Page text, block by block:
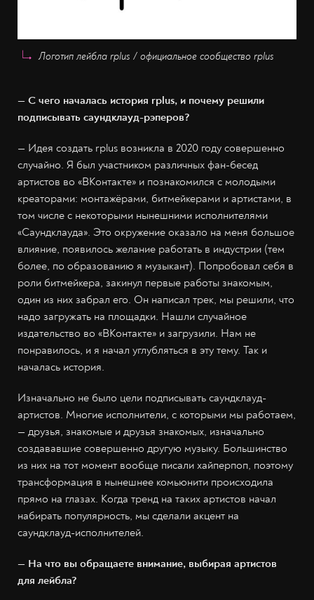
Логотип лейбла rplus / официальное сообщество rplus
— С чего началась история rplus, и почему решили
подписывать саундклауд-рэперов?
— Идея создать rplus возникла в 2020 году совершенно
случайно. Я был участником различных фан-бесед
артистов во «ВКонтакте» и познакомился с молодыми
креаторами: монтажёрами, битмейкерами и артистами, в
том числе с некоторыми нынешними исполнителями
«Саундклауда». Это окружение оказало на меня большое
влияние, появилось желание работать в индустрии (тем
более, по образованию я музыкант). Попробовал себя в
роли битмейкера, закинул первые работы знакомым,
один из них забрал его. Он написал трек, мы решили, что
надо загружать на площадки. Нашли случайное
издательство во «ВКонтакте» и загрузили. Нам не
понравилось, и я начал углубляться в эту тему. Так и
началась история.
Изначально не было цели подписывать саундклауд-
артистов. Многие исполнители, с которыми мы работаем,
— друзья, знакомые и друзья знакомых, изначально
создававшие совершенно другую музыку. Большинство
из них на тот момент вообще писали хайперпоп, поэтому
трансформация в нынешнее комьюнити происходила
прямо на глазах. Когда тренд на таких артистов начал
набирать популярность, мы сделали акцент на
саундклауд-исполнителей.
— На что вы обращаете внимание, выбирая артистов
для лейбла?